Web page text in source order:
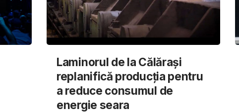
Laminorul de la Călărași
replanifică producția pentru
a reduce consumul de
energie seara